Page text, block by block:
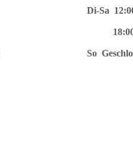
Di-Sa
18:00 -
So